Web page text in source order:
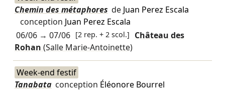
Chemin des métaphores de Juan Perez Escala
conception Juan Perez Escala
06/06→ 07/06 [2 rep. + 2 scol.]
Château des
Rohan (Salle Marie-Antoinette)
Week-end festif
Tanabata conception Éléonore Bourrel